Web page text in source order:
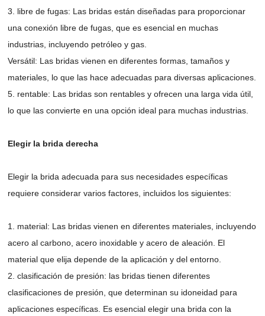
3. libre de fugas: Las bridas están diseñadas para proporcionar
una conexión libre de fugas, que es esencial en muchas
industrias, incluyendo petróleo y gas.
Versátil: Las bridas vienen en diferentes formas, tamaños y
materiales, lo que las hace adecuadas para diversas aplicaciones.
5. rentable: Las bridas son rentables y ofrecen una larga vida útil,
lo que las convierte en una opción ideal para muchas industrias.
Elegir la brida derecha
Elegir la brida adecuada para sus necesidades específicas
requiere considerar varios factores, incluidos los siguientes:
1. material: Las bridas vienen en diferentes materiales, incluyendo
acero al carbono, acero inoxidable y acero de aleación. El
material que elija depende de la aplicación y del entorno.
2. clasificación de presión: las bridas tienen diferentes
clasificaciones de presión, que determinan su idoneidad para
aplicaciones específicas. Es esencial elegir una brida con la